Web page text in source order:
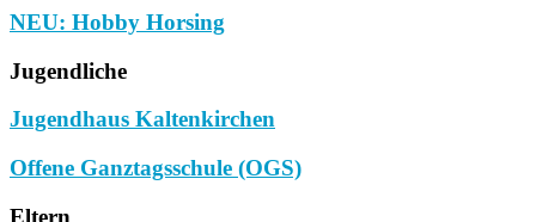
NEU: Hobby Horsing
Jugendliche
Jugendhaus Kaltenkirchen
Offene Ganztagsschule (OGS)
Eltern